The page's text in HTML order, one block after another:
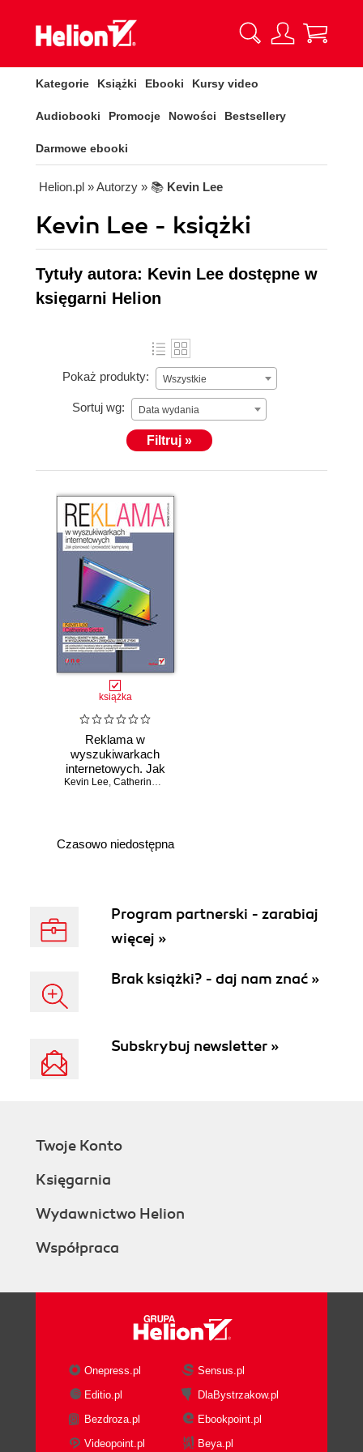
Kategorie Książki Ebooki Kursy video
Audiobooki Promocje Nowości Bestsellery
Darmowe ebooki
Helion.pl » Autorzy » 📚 Kevin Lee
Kevin Lee - książki
Tytuły autora: Kevin Lee dostępne w
księgarni Helion
Pokaż produkty: Wszystkie
Sortuj wg: Data wydania
Filtruj »
książka
Reklama w
wyszukiwarkach
internetowych. Jak
planować i
Kevin Lee, Catherine Seda
Czasowo niedostępna
Program partnerski - zarabiaj
więcej »
Brak książki? - daj nam znać »
Subskrybuj newsletter »
Twoje Konto
Księgarnia
Wydawnictwo Helion
Współpraca
Onepress.pl
Sensus.pl
Editio.pl
DlaBystrzakow.pl
Bezdroza.pl
Ebookpoint.pl
Videopoint.pl
Beya.pl